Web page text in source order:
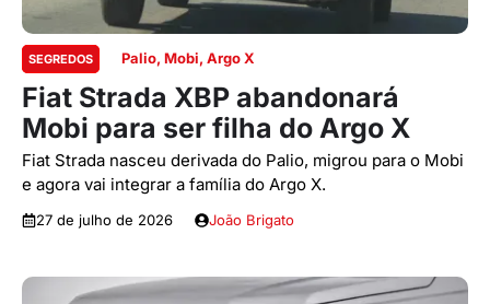
SEGREDOS Palio, Mobi, Argo X
Fiat Strada XBP abandonará
Mobi para ser filha do Argo X
Fiat Strada nasceu derivada do Palio, migrou para o Mobi
e agora vai integrar a família do Argo X.
27 de julho de 2026 João Brigato